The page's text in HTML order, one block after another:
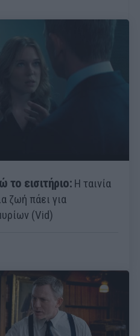
το εισιτήριο: Η ταινία
ζωή πάει για
(Vid)